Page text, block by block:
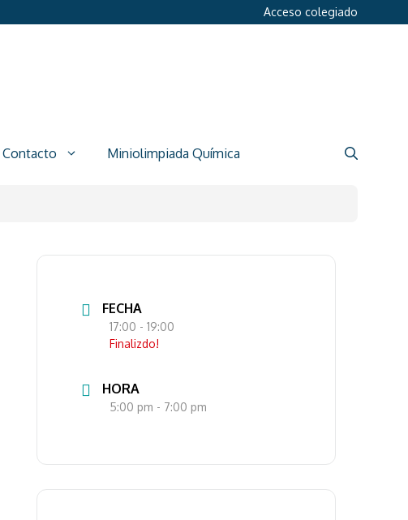
Acceso colegiado
Contacto Miniolimpiada Química
FECHA
17:00 - 19:00
Finalizdo!
HORA
5:00 pm - 7:00 pm